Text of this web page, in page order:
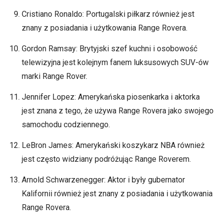
Cristiano Ronaldo: Portugalski piłkarz również jest
znany z posiadania i użytkowania Range Rovera.
Gordon Ramsay: Brytyjski szef kuchni i osobowość
telewizyjna jest kolejnym fanem luksusowych SUV-ów
marki Range Rover.
Jennifer Lopez: Amerykańska piosenkarka i aktorka
jest znana z tego, że używa Range Rovera jako swojego
samochodu codziennego.
LeBron James: Amerykański koszykarz NBA również
jest często widziany podróżując Range Roverem.
Arnold Schwarzenegger: Aktor i były gubernator
Kalifornii również jest znany z posiadania i użytkowania
Range Rovera.